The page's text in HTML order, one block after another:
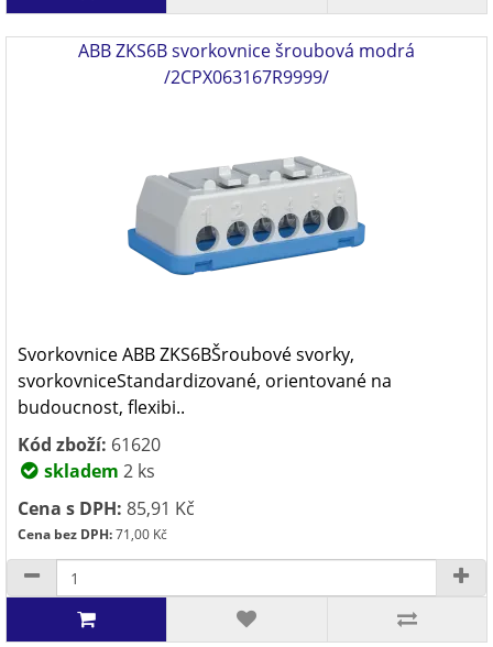
ABB ZKS6B svorkovnice šroubová modrá
/2CPX063167R9999/
Svorkovnice ABB ZKS6BŠroubové svorky,
svorkovniceStandardizované, orientované na
budoucnost, flexibi..
Kód zboží: 61620
skladem 2 ks
Cena s DPH: 85,91 Kč
Cena bez DPH:71,00 Kč